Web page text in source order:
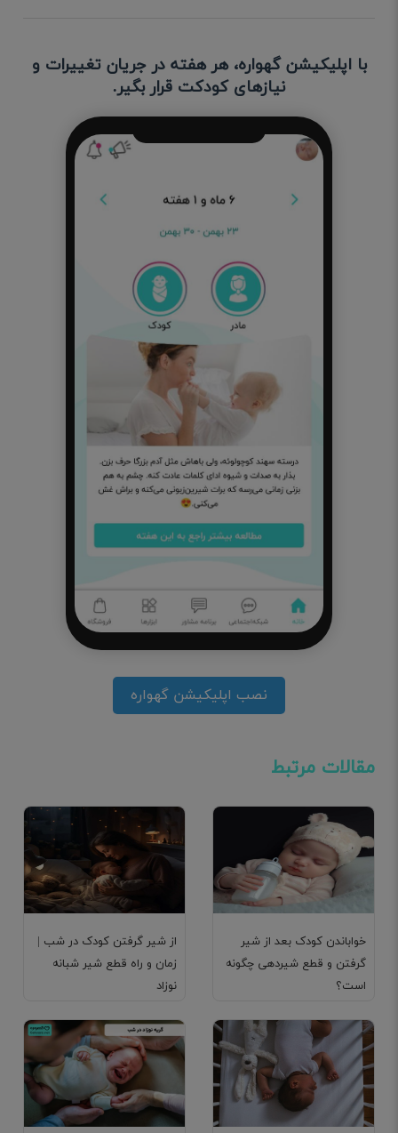
با اپلیکیشن گهواره، هر هفته در جریان تغییرات و
نیازهای کودکت قرار بگیر.
نصب اپلیکیشن گهواره
مقالات مرتبط
از شیر گرفتن کودک در شب |
زمان و راه قطع شیر شبانه
نوزاد
خواباندن کودک بعد از شیر
گرفتن و قطع شیردهی چگونه
است؟